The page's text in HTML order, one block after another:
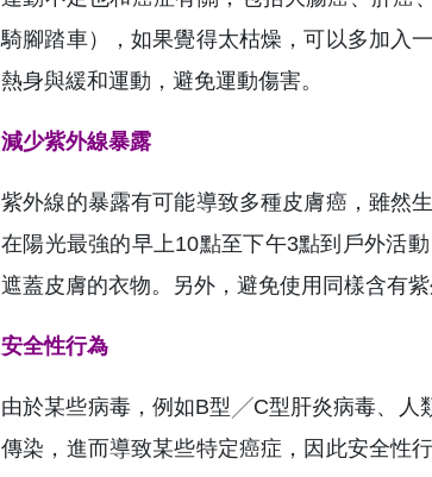
騎腳踏車），如果覺得太枯燥，可以多加入
熱身與緩和運動，避免運動傷害。
減少紫外線暴露
紫外線的暴露有可能導致多種皮膚癌，雖然
在陽光最強的早上10點至下午3點到戶外活
遮蓋皮膚的衣物。另外，避免使用同樣含有
安全性行為
由於某些病毒，例如B型╱C型肝炎病毒、人
傳染，進而導致某些特定癌症，因此安全性